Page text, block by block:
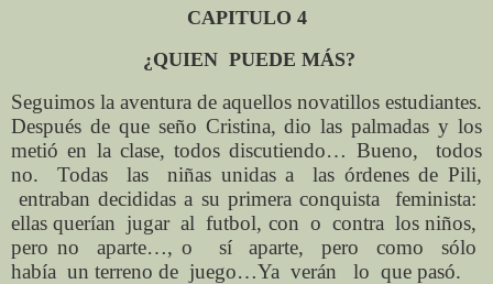
CAPITULO 4
¿QUIEN PUEDE MÁS?
Seguimos la aventura de aquellos novatillos estudiantes.
Después de que seño Cristina, dio las palmadas y los
metió en la clase, todos discutiendo… Bueno, todos
no. Todas las niñas unidas a las órdenes de Pili,
entraban decididas a su primera conquista feminista:
ellas querían jugar al futbol, con o contra los niños,
pero no aparte…, o sí aparte, pero como sólo
había un terreno de juego…Ya verán lo que pasó.